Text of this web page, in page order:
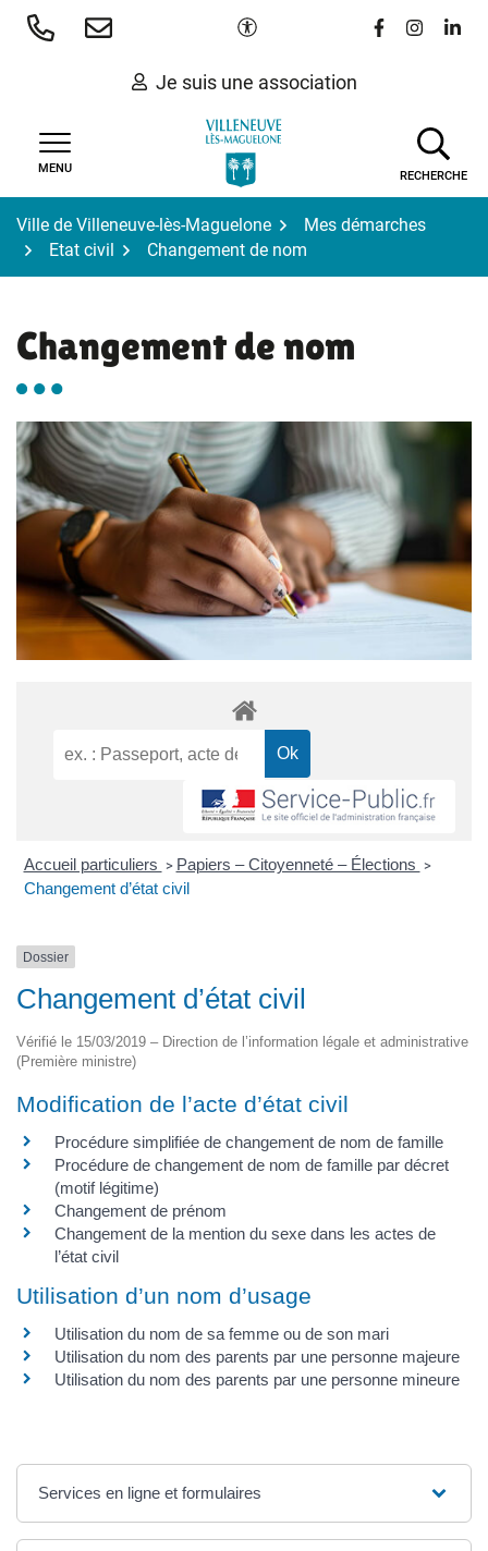
Aller
Paramètres d'accessibilité
Lien vers le
Lien vers
Lien
Je suis une association
MENU
RECHERCHE
Ville de Villeneuve-lès-Maguelone
Mes démarches
Etat civil
Changement de nom
Changement de nom
Accueil particuliers > Papiers – Citoyenneté – Élections >
Changement d’état civil
Dossier
Changement d’état civil
Vérifié le 15/03/2019 – Direction de l’information légale et administrative
(Première ministre)
Modification de l’acte d’état civil
Procédure simplifiée de changement de nom de famille
Procédure de changement de nom de famille par décret
(motif légitime)
Changement de prénom
Changement de la mention du sexe dans les actes de
l’état civil
Utilisation d’un nom d’usage
Utilisation du nom de sa femme ou de son mari
Utilisation du nom des parents par une personne majeure
Utilisation du nom des parents par une personne mineure
Services en ligne et formulaires